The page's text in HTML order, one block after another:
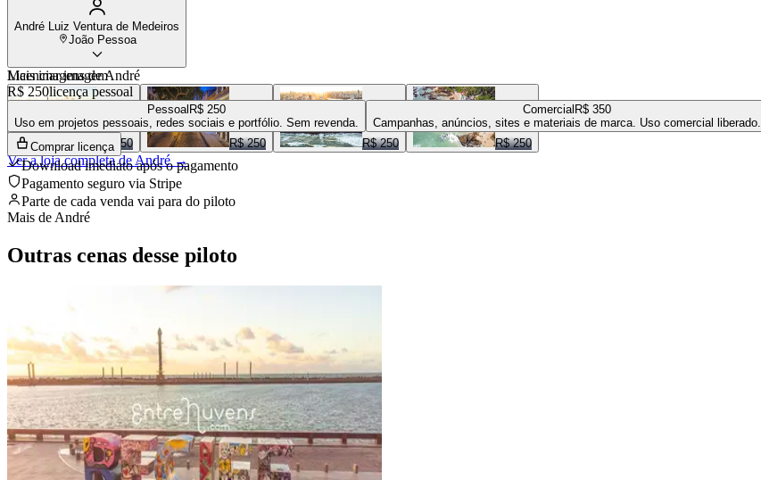
André Luiz Ventura de Medeiros
João Pessoa
Mais imagens deAndré
R$ 250 R$ 250 R$ 250 R$ 250
Ver a loja completa de André→
Licenciar imagem
R$ 250licença pessoal
Pessoal R$ 250
Uso em projetos pessoais, redes sociais e portfólio. Sem revenda.
Comercial R$ 350
Campanhas, anúncios, sites e materiais de marca. Uso comercial liberado.
Comprar licença
Download imediato após o pagamento
Pagamento seguro via Stripe
Parte de cada venda vai para do piloto
Mais de André
Outras cenas desse piloto